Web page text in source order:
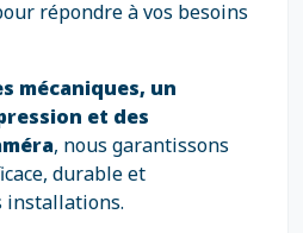
répondre à vos besoins
mécaniques, un
et des
, nous garantissons
durable et
installations.